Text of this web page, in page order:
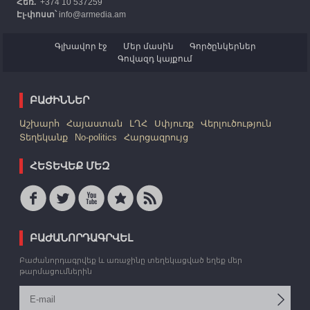
Էլ-փոստ՝info@armedia.am
Գլխավոր էջ Մեր մասին
Գործընկերներ
Գովազդ կայքում
ԲԱԺԻՆՆԵՐ
Աշխարհ Հայաստան ԼՂՀ Սփյուռք
Վերլուծություն
Տեղեկանք
No-politics Հարցազրույց
ՀԵՏԵՎԵՔ ՄԵԶ
ԲԱԺԱՆՈՐԴԱԳՐՎԵԼ
Բաժանորդագրվեք և առաջինը տեղեկացված եղեք մեր
թարմացումներին